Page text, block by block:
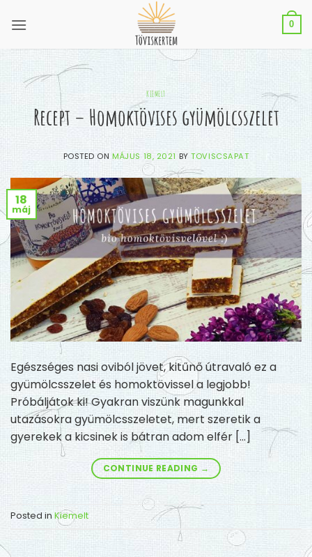
0
KIEMELT
Recept – Homoktövises gyümölcsszelet
POSTED ONMÁJUS 18, 2021 BYTOVISCSAPAT
18
máj
Egészséges nasi oviból jövet, kitűnő útravaló ez a
gyümölcsszelet és homoktövissel a legjobb!
Próbáljátok ki! Gyakran viszünk magunkkal
utazásokra gyümölcsszeletet, mert szeretik a
gyerekek a kicsinek is bátran adom elfér […]
CONTINUE READING →
Posted in Kiemelt